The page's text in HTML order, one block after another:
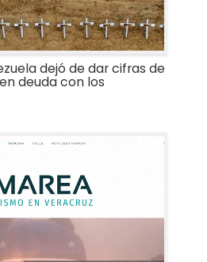
dejó de dar cifras de
deuda con los